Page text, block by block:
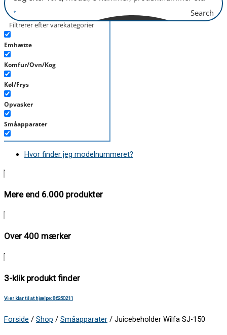
Search
Filtrerer efter varekategorier
Emhætte
Komfur/Ovn/Kog
Køl/Frys
Opvasker
Småapparater
Støvsuger
Hvor finder jeg modelnummeret?
Mere end 6.000 produkter
Over 400 mærker
3-klik produkt finder
Vi er klar til at hjælpe: 86250211
Forside / Shop / Småapparater / Juicebeholder Wilfa SJ-150